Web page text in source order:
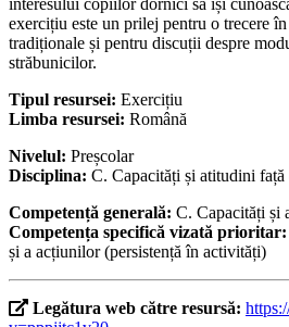
interesului copiilor dornici să își
exercițiu este un prilej pentru o trecere
tradiționale și pentru discuții despre
străbunicilor.
Tipul resursei: Exercițiu
Limba resursei: Română
Nivelul: Preșcolar
Disciplina: C. Capacități și atitudini față
Competență generală: C. Capacități și
Competența specifică vizată prioritar:
și a acțiunilor (persistență în activități)
Legătura web către resursă: